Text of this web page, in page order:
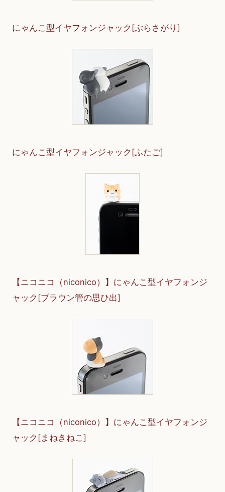
にゃんこ型イヤフォンジャック[ぶらさがり]
にゃんこ型イヤフォンジャック[ふたご]
【ニコニコ（niconico）】にゃんこ型イヤフォンジ
ャック[ブラウン管の思ひ出]
【ニコニコ（niconico）】にゃんこ型イヤフォンジ
ャック[まねきねこ]